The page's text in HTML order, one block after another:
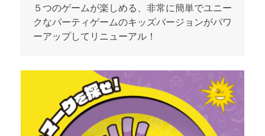
５つのゲームが楽しめる、非常に簡単でユニー
クなパーティゲームのキッズバージョンがパワ
ーアップしてリニューアル！